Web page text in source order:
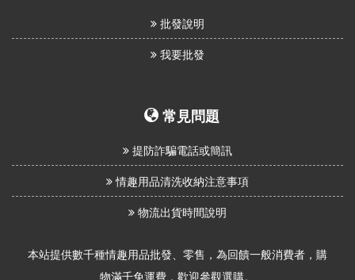
批發說明
我要批發
常見問題
提防詐騙電話或簡訊
情趣用品清洗收納注意事項
物流出貨時間說明
本站提供數千種情趣用品批發、零售，為回饋一般消費者，購
物滿千免運費，歡迎參觀選購。